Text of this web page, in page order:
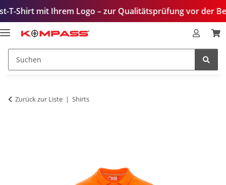
mit Ihrem Logo – zur Qualitätsprüfung vor der
Zurück zur Liste Shirts